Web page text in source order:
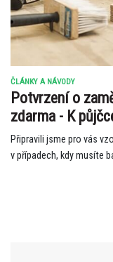
ČLÁNKY A NÁVODY
Potvrzení o
zdarma - K
Připravili jsme pro vás
v případech, kdy musíte